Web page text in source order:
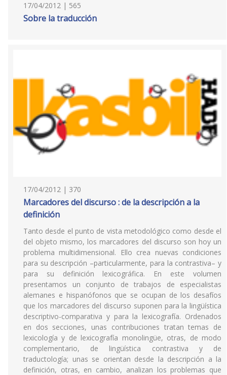
17/04/2012 | 565
Sobre la traducción
17/04/2012 | 370
Marcadores del discurso : de la descripción a la
definición
Tanto desde el punto de vista metodológico como desde el
del objeto mismo, los marcadores del discurso son hoy un
problema multidimensional. Ello crea nuevas condiciones
para su descripción –particularmente, para la contrastiva– y
para su definición lexicográfica. En este volumen
presentamos un conjunto de trabajos de especialistas
alemanes e hispanófonos que se ocupan de los desafíos
que los marcadores del discurso suponen para la lingüística
descriptivo-comparativa y para la lexicografía. Ordenados
en dos secciones, unas contribuciones tratan temas de
lexicología y de lexicografía monolingüe, otras, de modo
complementario, de lingüística contrastiva y de
traductología; unas se orientan desde la descripción a la
definición, otras, en cambio, analizan los problemas que